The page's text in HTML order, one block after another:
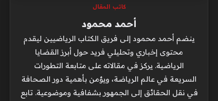
كاتب المقال
أحمد محمود
ينضم أحمد محمود إلى فريق الكتاب الرياضيين ليقدم
محتوى إخباري وتحليلي فريد حول أبرز القضايا
الرياضية. يركز في مقالاته على متابعة التطورات
السريعة في عالم الرياضة، ويؤمن بأهمية دور الصحافة
في نقل الحقائق إلى الجمهور بشفافية وموضوعية. تابع